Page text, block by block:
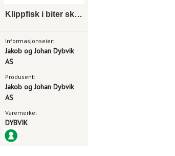
Klippfisk i biter skinn og benfri 2kg
Informasjonseier:
Jakob og Johan Dybvik
AS
Produsent:
Jakob og Johan Dybvik
AS
Varemerke:
DYBVIK